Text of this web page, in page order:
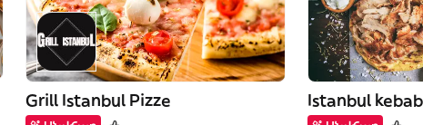
Grill Istanbul Pizze Istanbul